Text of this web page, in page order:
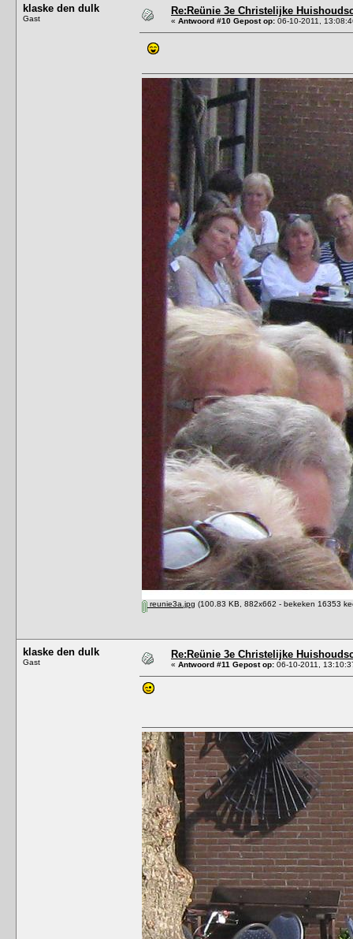
klaske den dulk
Gast
Re:Reünie 3e Christelijke
« Antwoord #10 Gepost op: 06-10-2011,
reunie3a.jpg (100.83 KB, 882x662 - bekeken 16353
klaske den dulk
Gast
Re:Reünie 3e Christelijke
« Antwoord #11 Gepost op: 06-10-2011,